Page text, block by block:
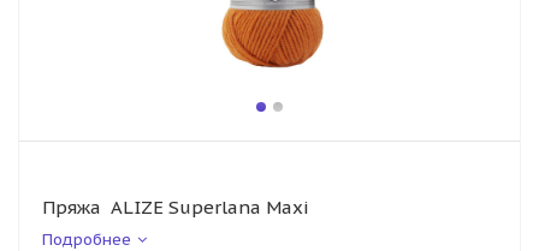
Пряжа ALIZE Superlana Maxi
Подробнее